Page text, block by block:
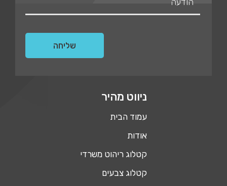
ניווט מהיר
עמוד הבית
אודות
קטלוג ריהוט משרדי
קטלוג צבעים